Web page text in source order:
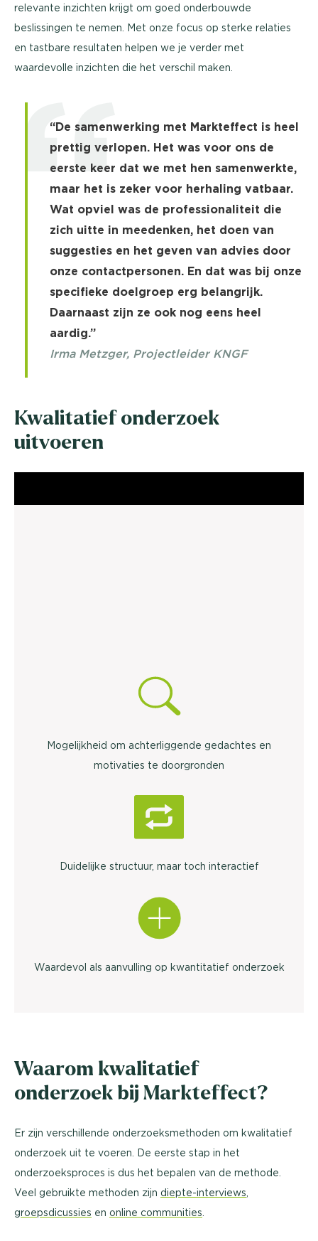
relevante inzichten krijgt om goed onderbouwde
beslissingen te nemen. Met onze focus op sterke relaties
en tastbare resultaten helpen we je verder met
waardevolle inzichten die het verschil maken.
“De samenwerking met Markteffect is heel
prettig verlopen. Het was voor ons de
eerste keer dat we met hen samenwerkte,
maar het is zeker voor herhaling vatbaar.
Wat opviel was de professionaliteit die
zich uitte in meedenken, het doen van
suggesties en het geven van advies door
onze contactpersonen. En dat was bij onze
specifieke doelgroep erg belangrijk.
Daarnaast zijn ze ook nog eens heel
aardig.”
Irma Metzger, Projectleider KNGF
Kwalitatief onderzoek
uitvoeren
Mogelijkheid om achterliggende gedachtes en
motivaties te doorgronden
Duidelijke structuur, maar toch interactief
Waardevol als aanvulling op kwantitatief onderzoek
Waarom kwalitatief
onderzoek bij Markteffect?
Er zijn verschillende onderzoeksmethoden om kwalitatief
onderzoek uit te voeren. De eerste stap in het
onderzoeksproces is dus het bepalen van de methode.
Veel gebruikte methoden zijn diepte-interviews
groepsdicussies en online communities